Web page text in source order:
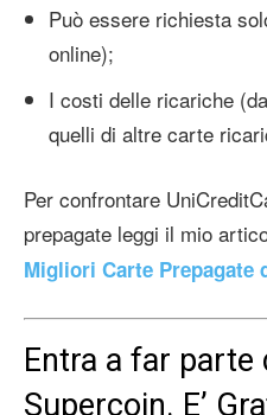
Può essere richiesta
online);
I costi delle ricariche
quelli di altre carte
Per confrontare
prepagate leggi il mio
Migliori Carte Prepagate
Entra a far parte
Supercoin. E’